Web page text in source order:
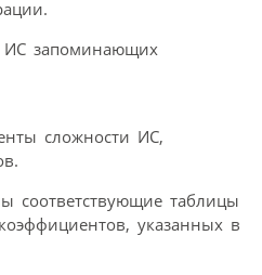
запоминающих
сложности ИС,
соответствующие таблицы
указанных в